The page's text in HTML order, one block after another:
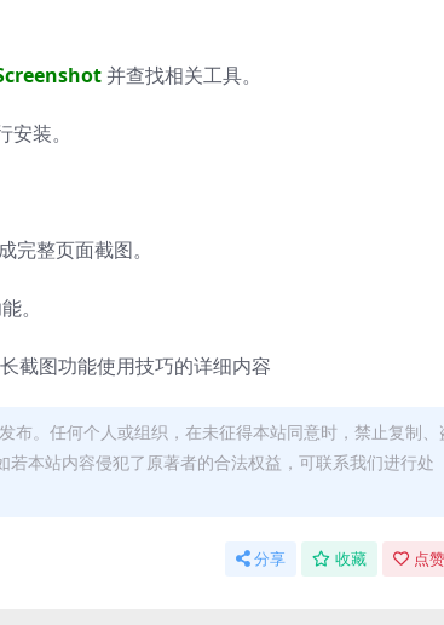
并查找相关工具。
装。
完整页面截图。
。
截图功能使用技巧的详细内容
布。任何个人或组织，在未征得本站同意时，禁止复制、
本站内容侵犯了原著者的合法权益，可联系我们进行处
分享 收藏 点